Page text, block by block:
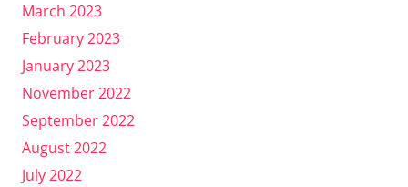
March 2023
February 2023
January 2023
November 2022
September 2022
August 2022
July 2022